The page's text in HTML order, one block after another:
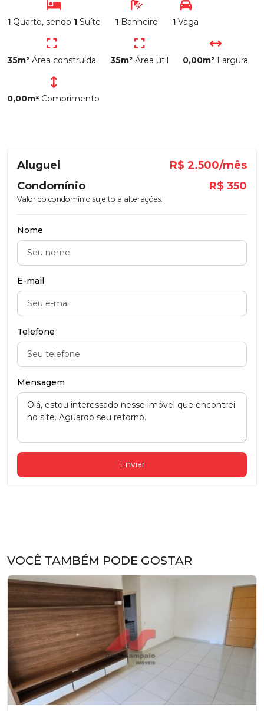
1 Quarto, sendo 1 Suíte 1 Banheiro 1 Vaga
35m² Área construída 35m² Área útil 0,00m² Largura
0,00m² Comprimento
Aluguel
R$ 2.500/mês
Condomínio
R$ 350
Valor do condomínio sujeito a alterações.
Nome
E-mail
Telefone
Mensagem
Enviar
VOCÊ TAMBÉM PODE GOSTAR